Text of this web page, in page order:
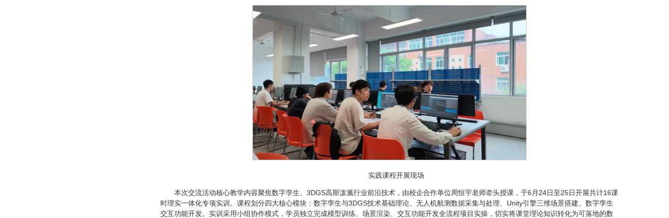
实践课程开展现场
本次交流活动核心教学内容聚焦数字孪生、3DGS高斯泼溅行业前沿技术，由校企合作单位周恒宇老师牵头授课，于6月24日至25日开展共计16课
时理实一体化专项实训。课程划分四大核心模块：数字孪生与3DGS技术基础理论、无人机航测数据采集与处理、Unity引擎三维场景搭建、数字孪生
交互功能开发。实训采用小组协作模式，学员独立完成模型训练、场景渲染、交互功能开发全流程项目实操，切实将课堂理论知识转化为可落地的数